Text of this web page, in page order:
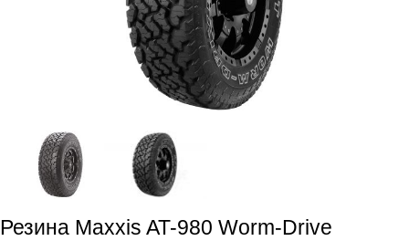
Резина Maxxis AT-980 Worm-Drive